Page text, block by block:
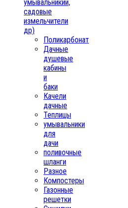
умывальникии,
садовые
измельчители
др)
Поликарбонат
Дачные
душевые
кабины
и
баки
Качели
дачные
Теплицы
умывальники
для
дачи
поливочные
шланги
Разное
Компостеры
Газонные
решетки